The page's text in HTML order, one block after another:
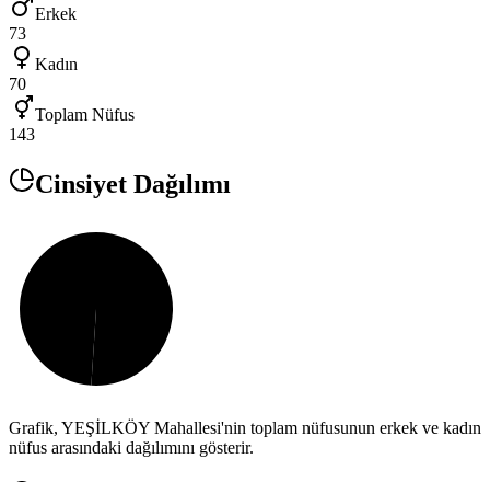
Erkek
73
Kadın
70
Toplam Nüfus
143
Cinsiyet Dağılımı
Grafik, YEŞİLKÖY Mahallesi'nin toplam nüfusunun erkek ve kadın
nüfus arasındaki dağılımını gösterir.